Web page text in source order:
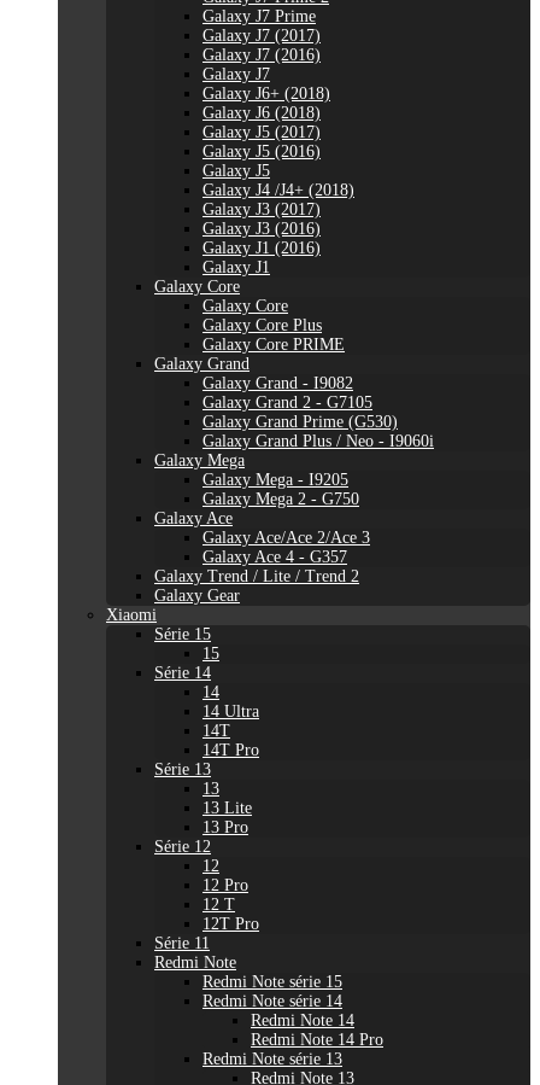
Galaxy J7 Prime
Galaxy J7 (2017)
Galaxy J7 (2016)
Galaxy J7
Galaxy J6+ (2018)
Galaxy J6 (2018)
Galaxy J5 (2017)
Galaxy J5 (2016)
Galaxy J5
Galaxy J4 /J4+ (2018)
Galaxy J3 (2017)
Galaxy J3 (2016)
Galaxy J1 (2016)
Galaxy J1
Galaxy Core
Galaxy Core
Galaxy Core Plus
Galaxy Core PRIME
Galaxy Grand
Galaxy Grand - I9082
Galaxy Grand 2 - G7105
Galaxy Grand Prime (G530)
Galaxy Grand Plus / Neo - I9060i
Galaxy Mega
Galaxy Mega - I9205
Galaxy Mega 2 - G750
Galaxy Ace
Galaxy Ace/Ace 2/Ace 3
Galaxy Ace 4 - G357
Galaxy Trend / Lite / Trend 2
Galaxy Gear
Xiaomi
Série 15
15
Série 14
14
14 Ultra
14T
14T Pro
Série 13
13
13 Lite
13 Pro
Série 12
12
12 Pro
12 T
12T Pro
Série 11
Redmi Note
Redmi Note série 15
Redmi Note série 14
Redmi Note 14
Redmi Note 14 Pro
Redmi Note série 13
Redmi Note 13